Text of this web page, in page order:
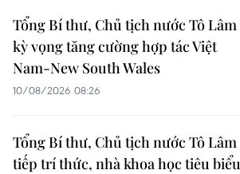
Tổng Bí thư, Chủ tịch nước Tô Lâm
kỳ vọng tăng cường hợp tác Việt
Nam-New South Wales
10/08/2026 08:26
Tổng Bí thư, Chủ tịch nước Tô Lâm
tiếp trí thức, nhà khoa học tiêu biểu